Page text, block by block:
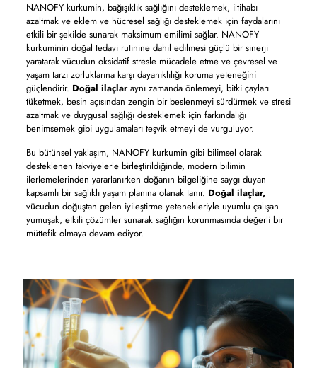
NANOFY kurkumin, bağışıklık sağlığını desteklemek, iltihabı
azaltmak ve eklem ve hücresel sağlığı desteklemek için faydalarını
etkili bir şekilde sunarak maksimum emilimi sağlar. NANOFY
kurkuminin doğal tedavi rutinine dahil edilmesi güçlü bir sinerji
yaratarak vücudun oksidatif stresle mücadele etme ve çevresel ve
yaşam tarzı zorluklarına karşı dayanıklılığı koruma yeteneğini
güçlendirir. Doğal ilaçlaraynı zamanda önlemeyi, bitki çayları
tüketmek, besin açısından zengin bir beslenmeyi sürdürmek ve stresi
azaltmak ve duygusal sağlığı desteklemek için farkındalığı
benimsemek gibi uygulamaları teşvik etmeyi de vurguluyor.
Bu bütünsel yaklaşım, NANOFY kurkumin gibi bilimsel olarak
desteklenen takviyelerle birleştirildiğinde, modern bilimin
ilerlemelerinden yararlanırken doğanın bilgeliğine saygı duyan
kapsamlı bir sağlıklı yaşam planına olanak tanır. Doğal ilaçlar,
vücudun doğuştan gelen iyileştirme yetenekleriyle uyumlu çalışan
yumuşak, etkili çözümler sunarak sağlığın korunmasında değerli bir
müttefik olmaya devam ediyor.